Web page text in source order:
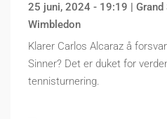
25 juni, 2024 - 19:19 | Grand
Wimbledon
Klarer Carlos Alcaraz å
Sinner? Det er duket for
tennisturnering.